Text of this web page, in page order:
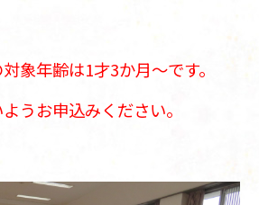
象年齢は1才3か月～です。
うお申込みください。